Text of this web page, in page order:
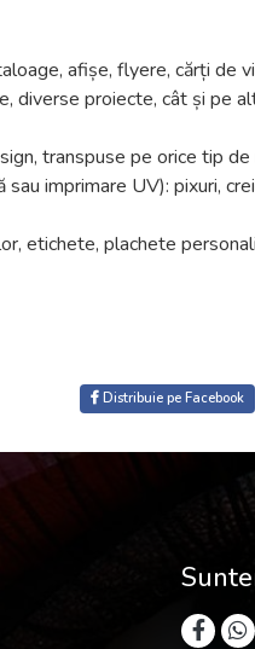
afișe, flyere, cărți de
diverse proiecte, cât și pe
transpuse pe orice tip de
imprimare UV): pixuri,
etichete, plachete
Distribuie pe Facebook